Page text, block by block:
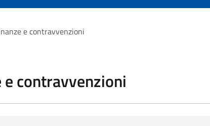
e contravvenzioni
contravvenzioni